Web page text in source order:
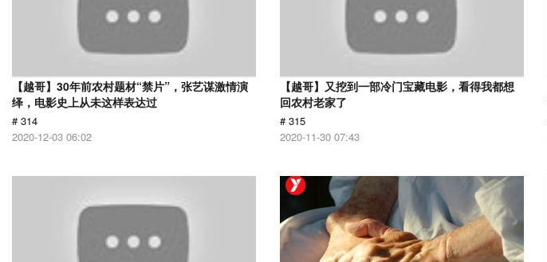
【越哥】30年前农村题材“禁片”，张艺谋激情演
绎，电影史上从未这样表达过
# 314
2020-12-03 06:02
【越哥】又挖到一部冷门宝藏电影，看得我都想
回农村老家了
# 315
2020-11-30 07:43